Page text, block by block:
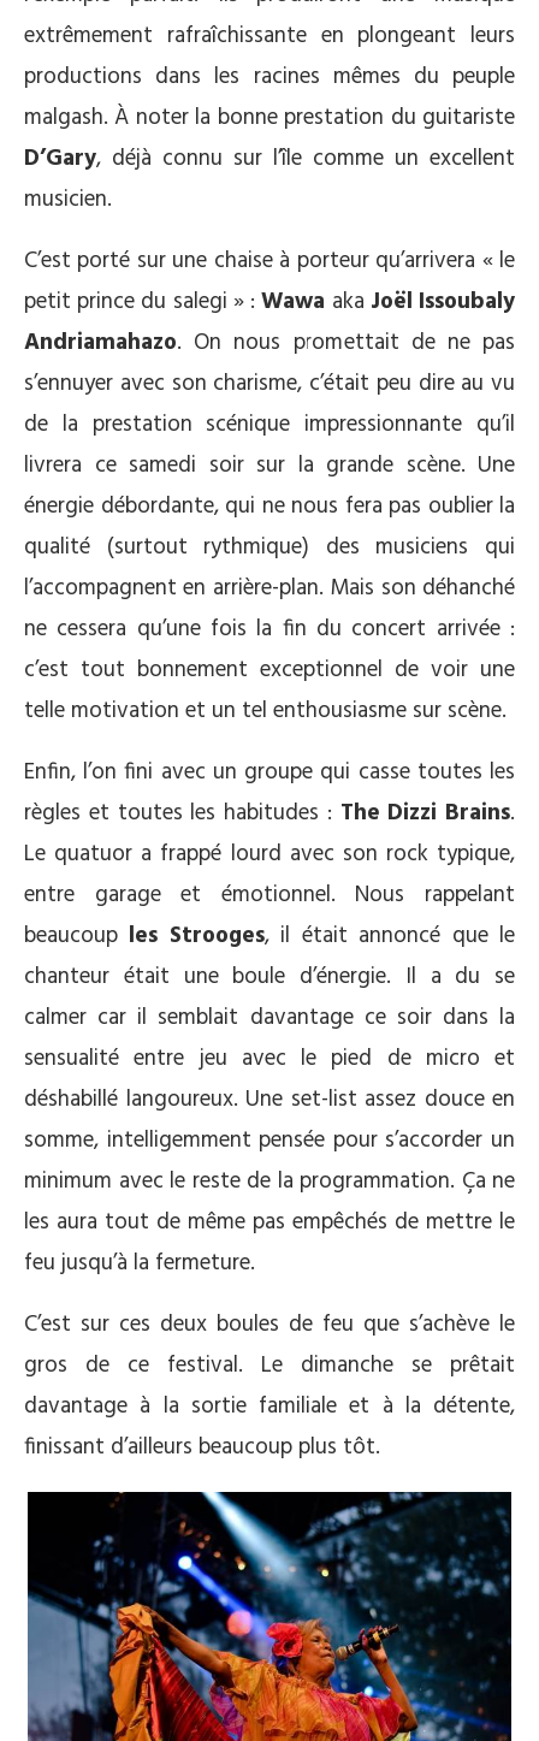
extrêmement rafraîchissante en plongeant leurs
productions dans les racines mêmes du peuple
malgash. À noter la bonne prestation du guitariste
D’Gary, déjà connu sur l’île comme un excellent
musicien.
C’est porté sur une chaise à porteur qu’arrivera « le
petit prince du salegi » :Wawa aka Joël Issoubaly
Andriamahazo. On nous promettait de ne pas
s’ennuyer avec son charisme, c’était peu dire au vu
de la prestation scénique impressionnante qu’il
livrera ce samedi soir sur la grande scène. Une
énergie débordante, qui ne nous fera pas oublier la
qualité (surtout rythmique) des musiciens qui
l’accompagnent en arrière-plan. Mais son déhanché
ne cessera qu’une fois la fin du concert arrivée :
c’est tout bonnement exceptionnel de voir une
telle motivation et un tel enthousiasme sur scène.
Enfin, l’on fini avec un groupe qui casse toutes les
règles et toutes les habitudes : The Dizzi Brains.
Le quatuor a frappé lourd avec son rock typique,
entre garage et émotionnel. Nous rappelant
beaucoup les Strooges, il était annoncé que le
chanteur était une boule d’énergie. Il a du se
calmer car il semblait davantage ce soir dans la
sensualité entre jeu avec le pied de micro et
déshabillé langoureux. Une set-list assez douce en
somme, intelligemment pensée pour s’accorder un
minimum avec le reste de la programmation. Ça ne
les aura tout de même pas empêchés de mettre le
feu jusqu’à la fermeture.
C’est sur ces deux boules de feu que s’achève le
gros de ce festival. Le dimanche se prêtait
davantage à la sortie familiale et à la détente,
finissant d’ailleurs beaucoup plus tôt.